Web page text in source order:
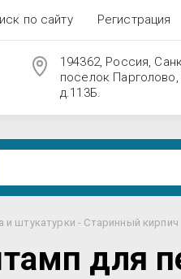
по сайту Регистрация
194362, Россия,
поселок
д.113Б.
штукатурки - Старинный кирпич
для